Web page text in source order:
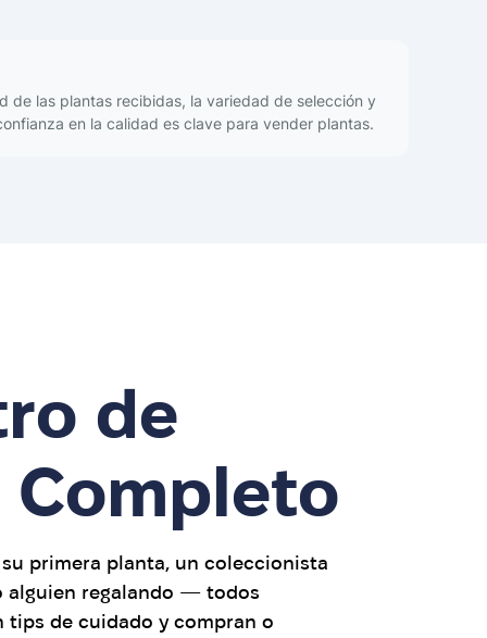
de las plantas recibidas, la variedad de selección y
en la calidad es clave para vender plantas.
de
Completo
primera planta, un coleccionista
alguien regalando — todos
tips de cuidado y compran o